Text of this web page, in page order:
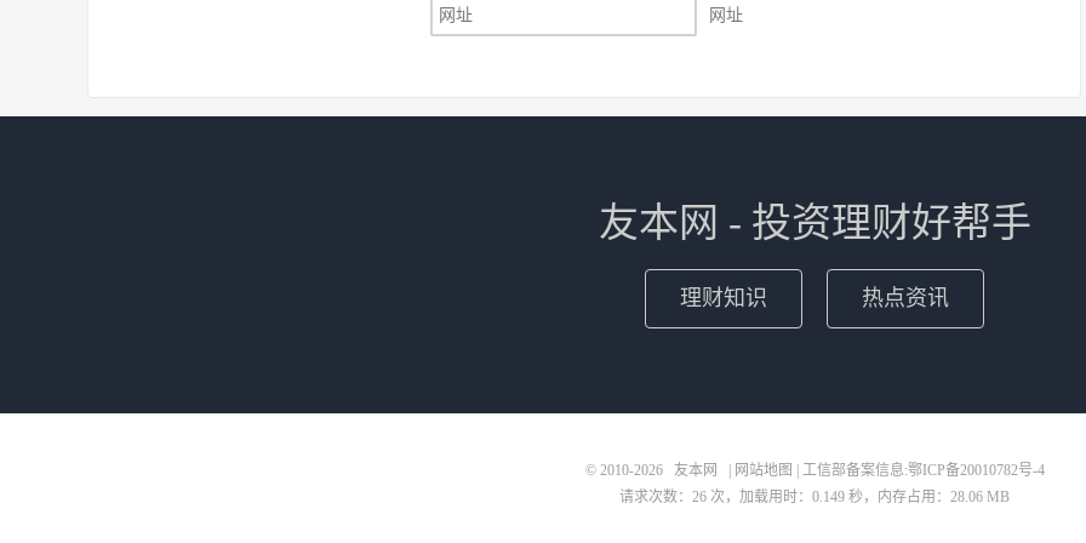
网址
友本网 - 投资理财好帮手
理财知识 热点资讯
© 2010-2026 友本网 网站地图 | 工信部备案信息:鄂ICP备20010782号-4
请求次数：26 次，加载用时：0.149 秒，内存占用：28.06 MB